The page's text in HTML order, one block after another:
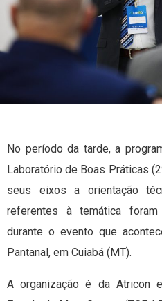
No período da tarde, a
Laboratório de Boas Práticas
seus eixos a orientação
referentes à temática
durante o evento que
Pantanal, em Cuiabá (MT).
A organização é da Atricon